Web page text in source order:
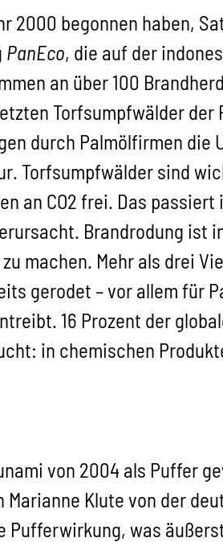
2000 begonnen haben,
PanEco, die auf der
an über 100
Torfsumpfwälder der
durch Palmölfirmen die
Torfsumpfwälder sind
an CO2 frei. Das passiert
Brandrodung ist
machen. Mehr als drei
gerodet – vor allem für
16 Prozent der
in chemischen
von 2004 als Puffer
Klute von der
Pufferwirkung, was